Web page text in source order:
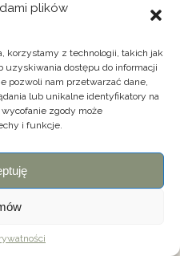
plików
korzystamy z technologii, takich jak
dostępu do informacji
pozwoli nam przetwarzać dane,
lub unikalne identyfikatory na
zgody może
i funkcje.